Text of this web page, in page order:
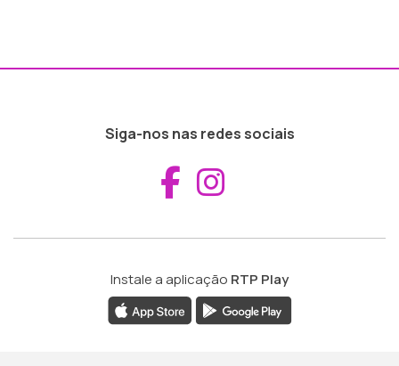
Siga-nos nas redes sociais
Aceder ao
Instale a aplicação RTP Play